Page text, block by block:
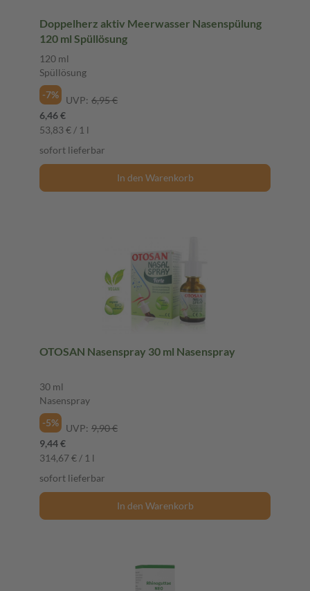
Doppelherz aktiv Meerwasser Nasenspülung
120 ml Spüllösung
120 ml
Spüllösung
-7%
UVP: 6,95 €
6,46 €
53,83 € / 1 l
sofort lieferbar
In den Warenkorb
OTOSAN Nasenspray 30 ml Nasenspray
30 ml
Nasenspray
-5%
UVP: 9,90 €
9,44 €
314,67 € / 1 l
sofort lieferbar
In den Warenkorb